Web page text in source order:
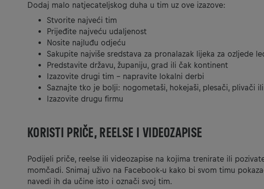
Dodaj malo natjecateljskog duha u tim uz ove izazove:
Stvorite najveći tim
Prijeđite najveću udaljenost
Nosite najluđu odjeću
Sakupite najviše sredstava za pronalazak lijeka za ozljede
Predstavite državu, županiju, grad ili čak kontinent
Izazovite drugi tim – napravite lokalni derbi
Saznajte tko je bolji: nogometaši, hokejaši, plesači, plivači
Izazovite drugu firmu
KORISTI PRIČE, REELSE I VIDEOZAPISE
Podijeli priče, reelse ili videozapise na kojima trenirate ili
momčadi. Snimaj uživo na Facebook-u kako bi svom timu
navedi ih da učine isto i označi svoj tim.